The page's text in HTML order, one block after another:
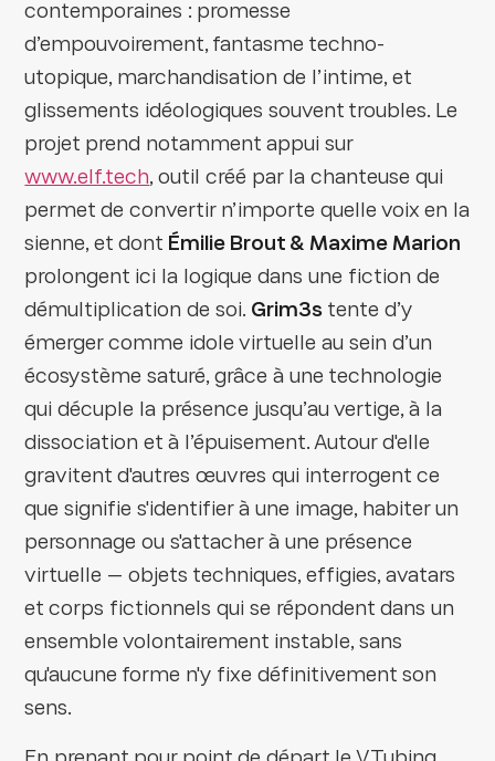
contemporaines : promesse
d’empouvoirement, fantasme techno-
utopique, marchandisation de l’intime, et
glissements idéologiques souvent troubles. Le
projet prend notamment appui sur
www.elf.tech, outil créé par la chanteuse qui
permet de convertir n’importe quelle voix en la
sienne, et dont Émilie Brout & Maxime Marion
prolongent ici la logique dans une fiction de
démultiplication de soi. Grim3s tente d’y
émerger comme idole virtuelle au sein d’un
écosystème saturé, grâce à une technologie
qui décuple la présence jusqu’au vertige, à la
dissociation et à l’épuisement. Autour d'elle
gravitent d'autres œuvres qui interrogent ce
que signifie s'identifier à une image, habiter un
personnage ou s'attacher à une présence
virtuelle — objets techniques, effigies, avatars
et corps fictionnels qui se répondent dans un
ensemble volontairement instable, sans
qu'aucune forme n'y fixe définitivement son
sens.